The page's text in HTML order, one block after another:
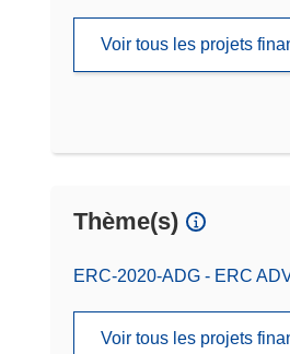
Voir tous les projets
Thème(s)
ERC-2020-ADG - ERC
Voir tous les projets